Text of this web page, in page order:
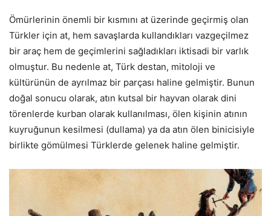
Ömürlerinin önemli bir kısmını at üzerinde geçirmiş olan
Türkler için at, hem savaşlarda kullandıkları vazgeçilmez
bir araç hem de geçimlerini sağladıkları iktisadi bir varlık
olmuştur. Bu nedenle at, Türk destan, mitoloji ve
kültürünün de ayrılmaz bir parçası haline gelmiştir. Bunun
doğal sonucu olarak, atın kutsal bir hayvan olarak dini
törenlerde kurban olarak kullanılması, ölen kişinin atının
kuyruğunun kesilmesi (dullama) ya da atın ölen binicisiyle
birlikte gömülmesi Türklerde gelenek haline gelmiştir.